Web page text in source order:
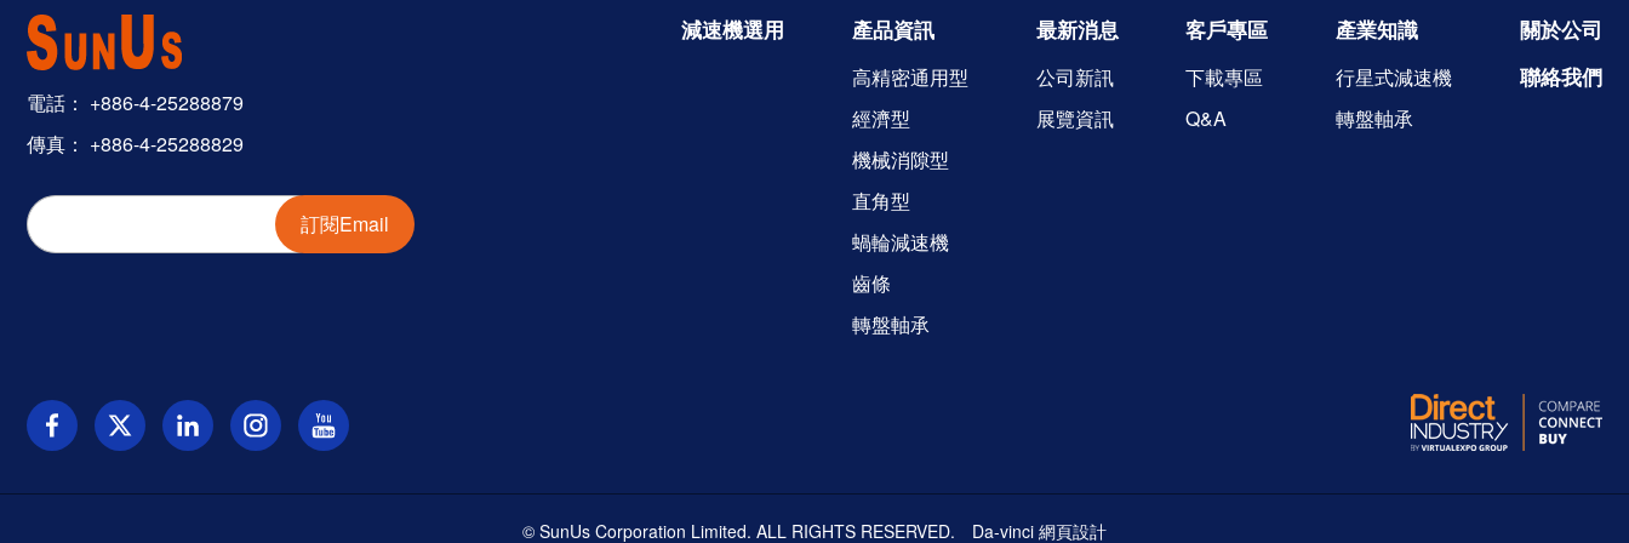
電話： +886-4-25288879
傳真： +886-4-25288829
訂閱Email
減速機選用 產品資訊
高精密通用型
經濟型
機械消隙型
直角型
蝸輪減速機
齒條
轉盤軸承
最新消息
公司新訊
展覽資訊
客戶專區
下載專區
Q&A
產業知識
行星式減速機
轉盤軸承
關於公司
聯絡我們
© SunUs Corporation Limited. ALL RIGHTS RESERVED. Da-vinci 網頁設計